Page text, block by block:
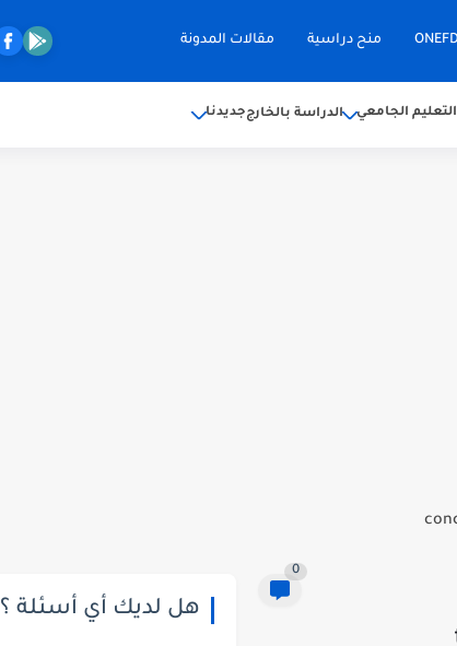
منح دراسية مقالات المدونة
التعليم الجامعي الدراسة بالخارججديدنا
0
هل لديك أي أسئلة ؟